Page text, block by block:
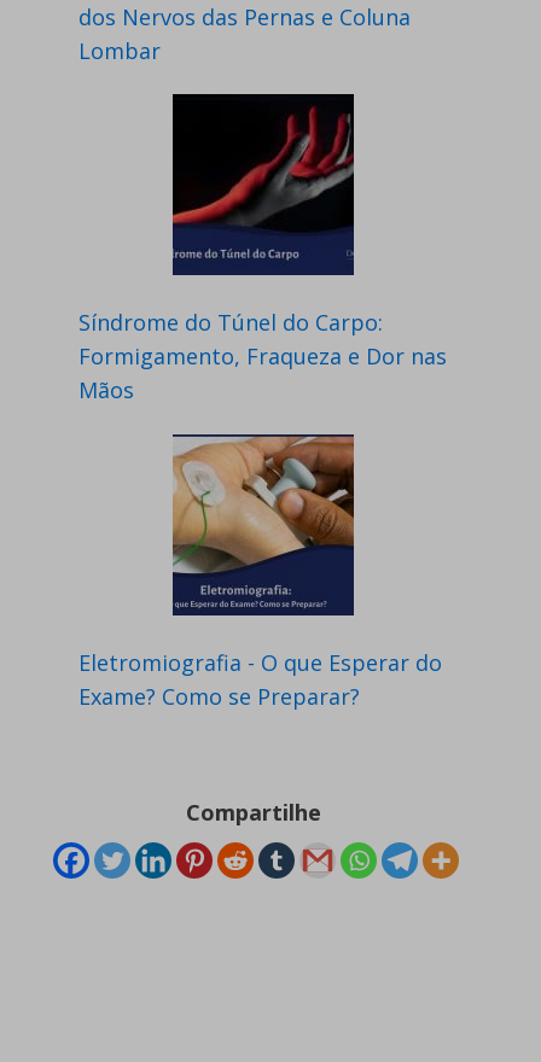
dos Nervos das Pernas e Coluna
Lombar
Síndrome do Túnel do Carpo:
Formigamento, Fraqueza e Dor nas
Mãos
Eletromiografia - O que Esperar do
Exame? Como se Preparar?
Compartilhe